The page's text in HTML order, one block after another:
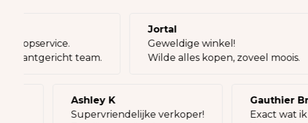
en topservice.
klantgericht team.
Jortal
Geweldige winkel!
Wilde alles kopen, zoveel moois.
Ashley K
Supervriendelijke verkoper!
Gauthier
Exact wat ik